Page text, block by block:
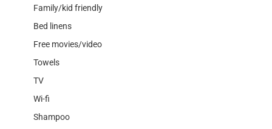
Family/kid friendly
Bed linens
Free movies/video
Towels
TV
Wi-fi
Shampoo